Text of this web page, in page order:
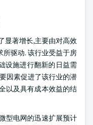
显著增长,主要由对高效
驱动. 该行业受益于房
设施进行翻新的日益需
因素促进了该行业的潜
以及具有成本效益的结
型电网的迅速扩展预计